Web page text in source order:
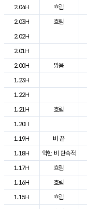
2.04H
흐림
2.03H
흐림
2.02H
2.01H
2.00H
맑음
1.23H
1.22H
1.21H
흐림
1.20H
1.19H
비 끝
1.18H
약한 비 단속적
1.17H
흐림
1.16H
흐림
1.15H
흐림